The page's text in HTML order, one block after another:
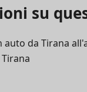
su
auto da Tirana